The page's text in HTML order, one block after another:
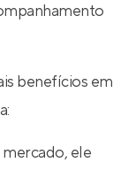
benefícios em
ele